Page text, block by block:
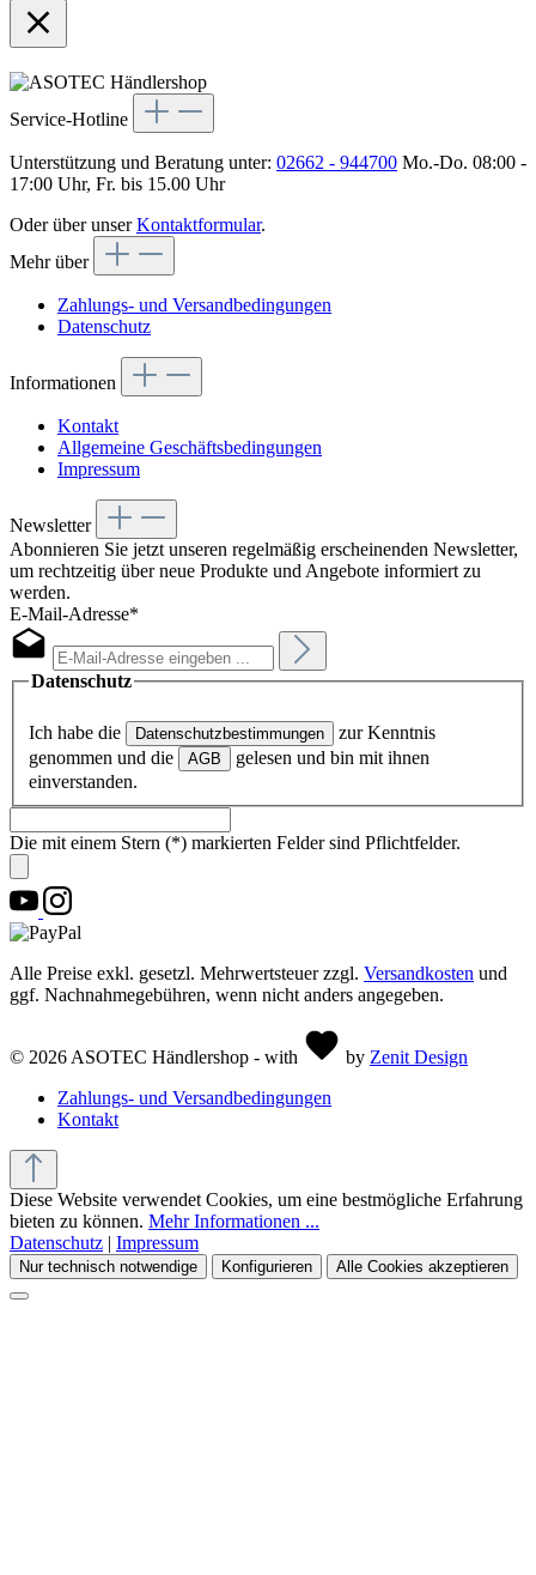
Service-Hotline
Unterstützung und Beratung unter: 02662 - 944700 Mo.-Do. 08:00 -
17:00 Uhr, Fr. bis 15.00 Uhr
Oder über unserKontaktformular.
Mehr über
Zahlungs- und Versandbedingungen
Datenschutz
Informationen
Kontakt
Allgemeine Geschäftsbedingungen
Impressum
Newsletter
Abonnieren Sie jetzt unseren regelmäßig erscheinenden Newsletter,
um rechtzeitig über neue Produkte und Angebote informiert zu
werden.
E-Mail-Adresse*
Datenschutz
Ich habe die Datenschutzbestimmungen
zur Kenntnis
genommen und die
AGB
gelesen und bin mit ihnen
einverstanden.
Die mit einem Stern (*) markierten Felder sind Pflichtfelder.
Alle Preise exkl. gesetzl. Mehrwertsteuer zzgl. Versandkosten und
ggf. Nachnahmegebühren, wenn nicht anders angegeben.
© 2026 ASOTEC Händlershop - with by Zenit Design
Zahlungs- und Versandbedingungen
Kontakt
Diese Website verwendet Cookies, um eine bestmögliche Erfahrung
bieten zu können. Mehr Informationen ...
Datenschutz | Impressum
Nur technisch notwendige Konfigurieren Alle Cookies akzeptieren